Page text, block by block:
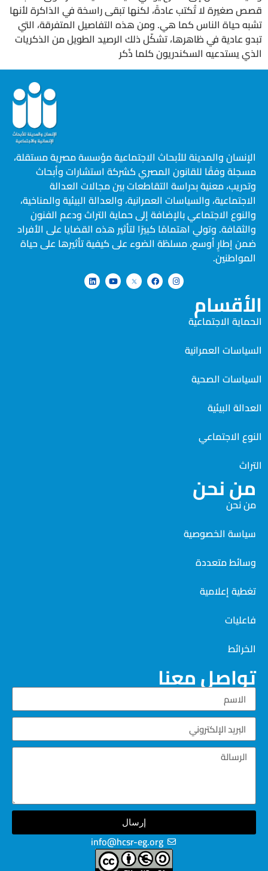
قصص صغيرة لا تُكتب عادةً، لكنها تبقى راسخة في الذاكرة لأنها
تشبه حياة الناس كما هي. ومن هذه التفاصيل المتفرقة، التي
تبدو عادية في ظاهرها، تشكّل ذلك الرصيد الطويل من الذكريات
الذي يستدعيه السكندريون كلما ذُكر
الإنسان والمدينة للأبحاث الاجتماعية مؤسسة مصرية مستقلة،
مسجلة وفقًا للقانون المصري كشركة استشارات وأبحاث
وتدريب، معنية بدراسة التقاطعات بين مجالات العدالة
الاجتماعية، والسياسات العمرانية، والعدالة البيئية والمناخية،
والنوع الاجتماعي بالإضافة إلى حماية التراث ودعم الفنون
والثقافة. وتولي اهتمامًا كبيرًا لتأثير هذه القضايا على الأفراد
ضمن إطارٍ أوسع، مسلطًة الضوء على كيفية تأثيرها على حياة
المواطنين.
الأقسام
الحماية الاجتماعية
السياسات العمرانية
السياسات الصحية
العدالة البيئية
النوع الاجتماعي
التراث
من نحن
من نحن
سياسة الخصوصية
وسائط متعددة
تغطية إعلامية
فاعليات
الخرائط
تواصل معنا
إرسال
info@hcsr-eg.org